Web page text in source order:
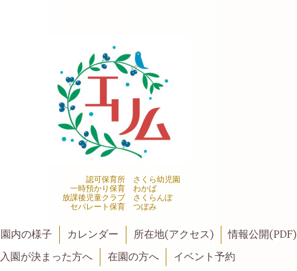
認可保育所 さくら幼児園
一時預かり保育 わかば
放課後児童クラブ さくらんぼ
セパレート保育 つぼみ
園内の様子 カレンダー 所在地(アクセス) 情報公開(PDF)
入園が決まった方へ
在園の方へ イベント予約